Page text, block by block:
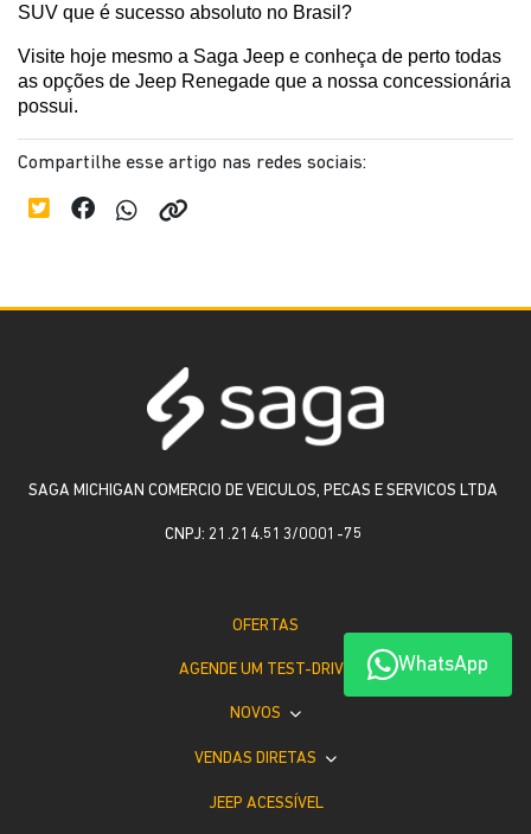
SUV que é sucesso absoluto no Brasil?
Visite hoje mesmo a Saga Jeep e conheça de perto todas
as opções de Jeep Renegade que a nossa concessionária
possui.
Compartilhe esse artigo nas redes sociais:
WhatsApp
SAGA MICHIGAN COMERCIO DE VEICULOS, PECAS E SERVICOS LTDA
CNPJ: 21.214.513/0001-75
OFERTAS
AGENDE UM TEST-DRIVE
NOVOS
VENDAS DIRETAS
JEEP ACESSÍVEL